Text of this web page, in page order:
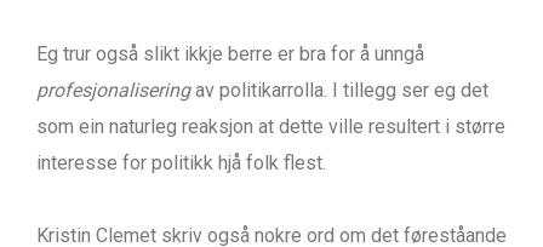
Eg trur også slikt ikkje berre er bra for å unngå
profesjonaliseringav politikarrolla. I tillegg ser eg det
som ein naturleg reaksjon at dette ville resultert i større
interesse for politikk hjå folk flest.
Kristin Clemet skriv også nokre ord om det føreståande